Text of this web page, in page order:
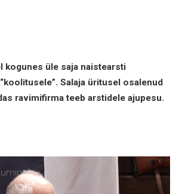
kogunes üle saja naistearsti
Salaja üritusel osalenud
ravimifirma teeb arstidele ajupesu.